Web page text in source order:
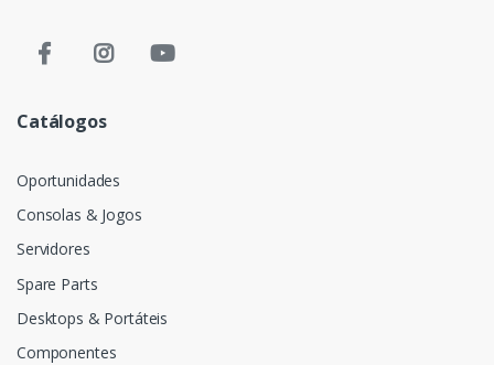
Catálogos
Oportunidades
Consolas & Jogos
Servidores
Spare Parts
Desktops & Portáteis
Componentes